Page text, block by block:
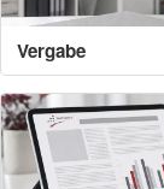
Vergabe